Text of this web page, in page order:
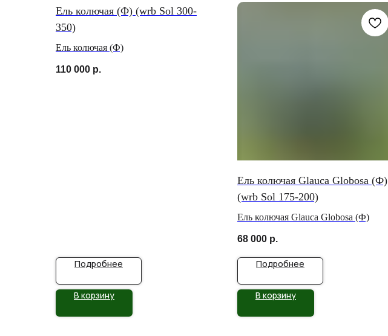
Ель колючая (Ф) (wrb Sol 300-
350)
Ель колючая (Ф)
110 000 р.
Подробнее
В корзину
Ель колючая Glauca Globosa (Ф)
(wrb Sol 175-200)
Ель колючая Glauca Globosa (Ф)
68 000 р.
Подробнее
В корзину